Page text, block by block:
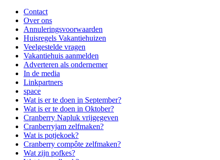
Contact
Over ons
Annuleringsvoorwaarden
Huisregels Vakantiehuizen
Veelgestelde vragen
Vakantiehuis aanmelden
Adverteren als ondernemer
In de media
Linkpartners
space
Wat is er te doen in September?
Wat is er te doen in Oktober?
Cranberry Napluk vrijgegeven
Cranberryjam zelfmaken?
Wat is potjekoek?
Cranberry compôte zelfmaken?
Wat zijn pofkes?